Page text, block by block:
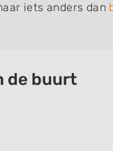
iets anders dan
de buurt